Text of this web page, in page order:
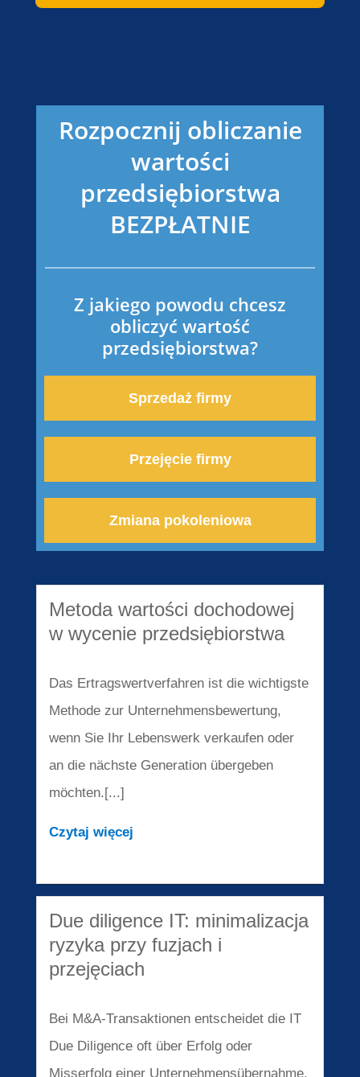
Rozpocznij obliczanie
wartości
przedsiębiorstwa
BEZPŁATNIE
Z jakiego powodu chcesz
obliczyć wartość
przedsiębiorstwa?
Sprzedaż firmy
Przejęcie firmy
Zmiana pokoleniowa
Metoda wartości dochodowej
w wycenie przedsiębiorstwa
Das Ertragswertverfahren ist die wichtigste
Methode zur Unternehmensbewertung,
wenn Sie Ihr Lebenswerk verkaufen oder
an die nächste Generation übergeben
möchten.[...]
Czytaj więcej
Due diligence IT: minimalizacja
ryzyka przy fuzjach i
przejęciach
Bei M&A-Transaktionen entscheidet die IT
Due Diligence oft über Erfolg oder
Misserfolg einer Unternehmensübernahme.